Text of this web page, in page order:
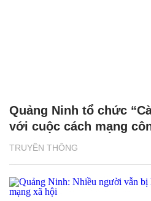
TRUYỀN THÔNG
Quảng Ninh tổ chức
với cuộc cách mạng